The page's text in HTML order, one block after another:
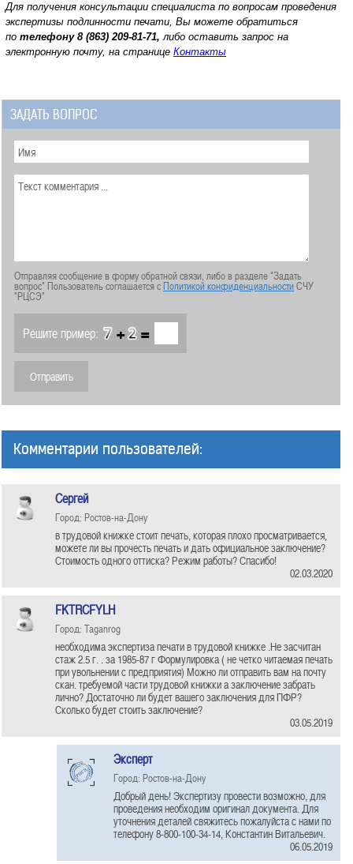
Для получения консультации специалиста по вопросам проведения
экспертизы подлинности печати, Вы можете обратиться
по телефону 8 (863) 209-81-71, либо оставить запрос на
электронную почту, на странице Контакты
ЗАДАТЬ ВОПРОС
Отправляя сообщение в форму обратной связи, либо в разделе "Задать
вопрос" Пользователь соглашается сПолитикой конфиденциальностиСЧУ
"РЦСЭ"
Решите пример: + =
Комментарии пользователей:
Сергей
Город: Ростов-на-Дону
в трудовой книжке стоит печать, которая плохо просматривается,
можете ли вы прочесть печать и дать официальное заключение?
Стоимость одного оттиска? Режим работы? Спасибо!
02.03.2020
FKTRCFYLH
Город: Taganrog
необходима экспертиза печати в трудовой книжке .Не засчитан
стаж 2.5 г. . за 1985-87 г Формулировка ( не четко читаемая печать
при увольнении с предприятия) Можно ли отправить вам на почту
скан. требуемой части трудовой книжки а заключение забрать
лично? Достаточно ли будет вашего заключения для ПФР?
Сколько будет стоить заключение?
03.05.2019
Эксперт
Город: Ростов-на-Дону
Добрый день! Экспертизу провести возможно, для
проведения необходим оригинал документа. Для
уточнения деталей свяжитесь пожалуйста с нами по
телефону 8-800-100-34-14, Константин Витальевич.
06.05.2019